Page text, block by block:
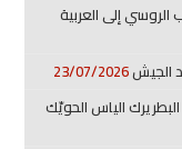
الروسي إلى العربية
الجيش23/07/2026
الياس الحويّك